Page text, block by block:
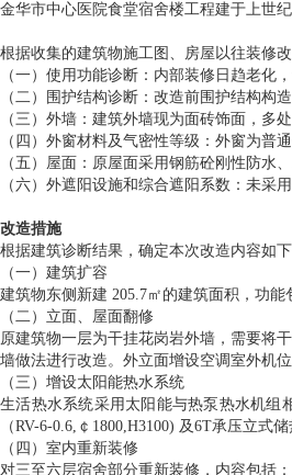
金华市中心医院食堂宿舍楼工程建于上世
根据收集的建筑物施工图、房屋以往装修
（一）使用功能诊断：内部装修日趋老化
（二）围护结构诊断：改造前围护结构构
（三）外墙：建筑外墙现为面砖饰面，多
（四）外窗材料及气密性等级：外窗为普
（五）屋面：原屋面采用钢筋砼刚性防水
（六）外遮阳设施和综合遮阳系数：未采
改造措施
根据建筑诊断结果，确定本次改造内容如下
（一）建筑扩容
建筑物东侧新建 205.7㎡的建筑面积，功
（二）立面、屋面翻修
原建筑物一层为干挂花岗岩外墙，需要将
墙做法进行改造。外立面增设空调室外机
（三）增设太阳能热水系统
生活热水系统采用太阳能与热泵热水机组
（RV-6-0.6,￠1800,H3100) 及6T承压立式
（四）室内重新装修
对三至六层宿舍部分重新装修，内容包括：